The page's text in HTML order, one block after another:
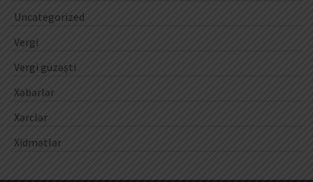
Uncategorized
Vergi
Vergi güzəşti
Xəbərlər
Xərclər
Xidmətlər